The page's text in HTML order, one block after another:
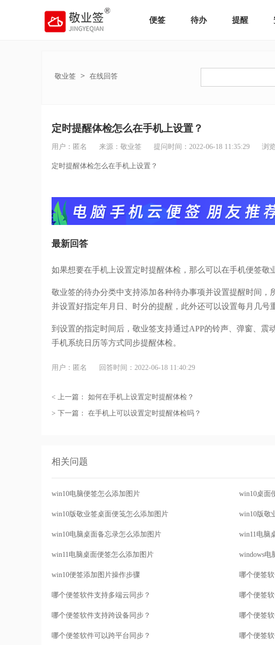
便签 待办 提醒
敬业签 > 在线回答
定时提醒体检怎么在手机上设置？
用户：匿名 来源：敬业签 提问时间：2022-06-18 11:35:29 浏
定时提醒体检怎么在手机上设置？
最新回答
如果想要在手机上设置定时提醒体检，那么可以在手机便签敬
敬业签的待办分类中支持添加各种待办事项并设置提醒时间，
并设置好指定年月日、时分的提醒，此外还可以设置每月几号
到设置的指定时间后，敬业签支持通过APP的铃声、弹窗、震
手机系统日历等方式同步提醒体检。
用户：匿名 回答时间：2022-06-18 11:40:29
< 上一篇： 如何在手机上设置定时提醒体检？
> 下一篇： 在手机上可以设置定时提醒体检吗？
相关问题
win10电脑便签怎么添加图片 win10桌面
win10版敬业签桌面便笺怎么添加图片 win10版敬
win10电脑桌面备忘录怎么添加图片 win11电脑
win11电脑桌面便签怎么添加图片 windows电
win10便签添加图片操作步骤 哪个便签
哪个便签软件支持多端云同步？ 哪个便签
哪个便签软件支持跨设备同步？ 哪个便签
哪个便签软件可以跨平台同步？ 哪个便签